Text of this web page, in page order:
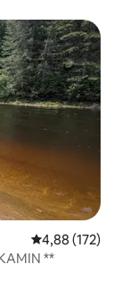
4,88 (172)
**